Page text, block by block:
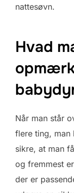
nattesøvn.
Hvad
Når man står
flere ting,
sikre, at man
og fremmest
der er